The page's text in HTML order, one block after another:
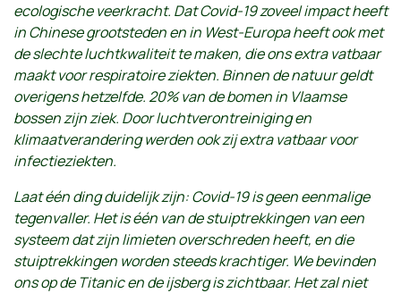
ecologische veerkracht. Dat Covid-19 zoveel impact heeft
in Chinese grootsteden en in West-Europa heeft ook met
de slechte luchtkwaliteit te maken, die ons extra vatbaar
maakt voor respiratoire ziekten. Binnen de natuur geldt
overigens hetzelfde. 20% van de bomen in Vlaamse
bossen zijn ziek. Door luchtverontreiniging en
klimaatverandering werden ook zij extra vatbaar voor
infectieziekten.
Laat één ding duidelijk zijn: Covid-19 is geen eenmalige
tegenvaller. Het is één van de stuiptrekkingen van een
systeem dat zijn limieten overschreden heeft, en die
stuiptrekkingen worden steeds krachtiger. We bevinden
ons op de Titanic en de ijsberg is zichtbaar. Het zal niet